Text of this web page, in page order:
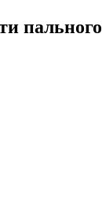
пального